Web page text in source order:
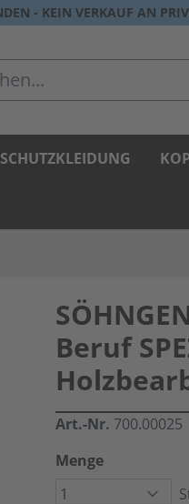
- KEIN VERKAUF AN
Beruf
Art.-Nr. 700.00025
Menge